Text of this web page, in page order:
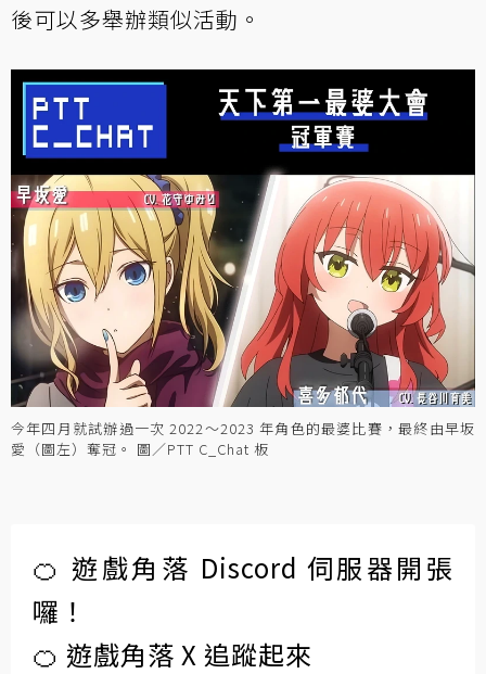
後可以多舉辦類似活動。
今年四月就試辦過一次 2022～2023 年角色的最婆比賽，最終由早坂
愛（圖左）奪冠。 圖／PTT C_Chat 板
🍊 遊戲角落 Discord 伺服器開張
囉！
🍊 遊戲角落 X 追蹤起來